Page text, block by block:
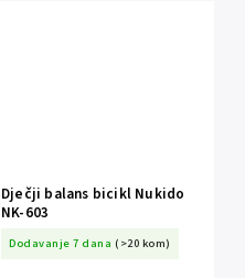
Dječji balans bicikl Nukido
NK-603
Dodavanje 7 dana (>20 kom)